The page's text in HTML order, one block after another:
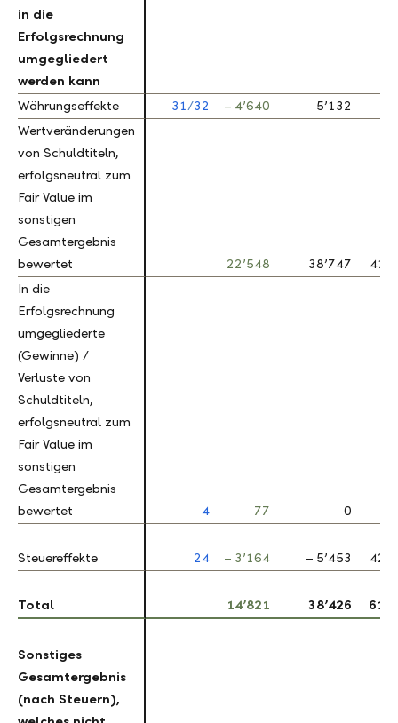
in die
Erfolgsrechnung
umgegliedert
werden kann
Währungseffekte
31/32 – 4’640
5’132
Wertveränderungen
von Schuldtiteln,
erfolgsneutral zum
Fair Value im
sonstigen
Gesamtergebnis
bewertet
22’548 38’747
41.8
In die
Erfolgsrechnung
umgegliederte
(Gewinne) /
Verluste von
Schuldtiteln,
erfolgsneutral zum
Fair Value im
sonstigen
Gesamtergebnis
bewertet
4 77 0
Steuereffekte 24 – 3’164 – 5’453
42.0
Total 14’821 38’426
61.4
Sonstiges
Gesamtergebnis
(nach Steuern),
in die
Erfolgsrechnung
umgegliedert
werden kann
Währungseffekte
Wertveränderungen
von Schuldtiteln,
erfolgsneutral zum
Fair Value im
sonstigen
Gesamtergebnis
bewertet
In die
Erfolgsrechnung
umgegliederte
(Gewinne) /
Verluste von
Schuldtiteln,
erfolgsneutral zum
Fair Value im
sonstigen
Gesamtergebnis
bewertet
Steuereffekte
Total
Sonstiges
Gesamtergebnis
(nach Steuern),